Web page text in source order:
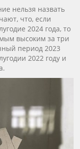
нельзя назвать
что, если
2024 года, то
высоким за три
период 2023
2022 году и